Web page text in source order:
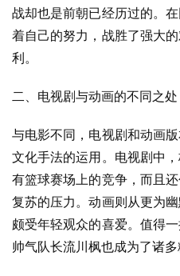
战却也是前朝已经历过的。
着自己的努力，战胜了强大
利。
二、电视剧与动画的不同之处
与电影不同，电视剧和动画
文化手法的运用。电视剧中
有篮球赛场上的竞争，而且
复苏的压力。动画则从更为
颇受年轻观众的喜爱。值得
帅气队长流川枫也成为了诸多